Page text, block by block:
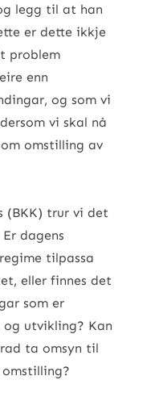
legg til at han
er dette ikkje
problem
enn
og som vi
vi skal nå
omstilling av
(BKK) trur vi det
dagens
tilpassa
eller finnes det
som er
og utvikling? Kan
ta omsyn til